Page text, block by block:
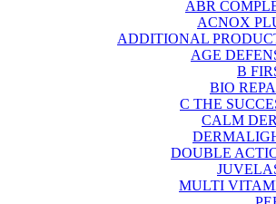
ABR
ACNOX
ADDITIONAL
AGE
B
BIO
C THE
CALM
DOUBLE
MULTI